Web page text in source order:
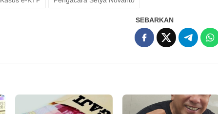
SEBARKAN